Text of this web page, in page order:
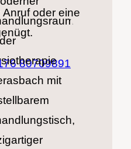
oder eine
80709891